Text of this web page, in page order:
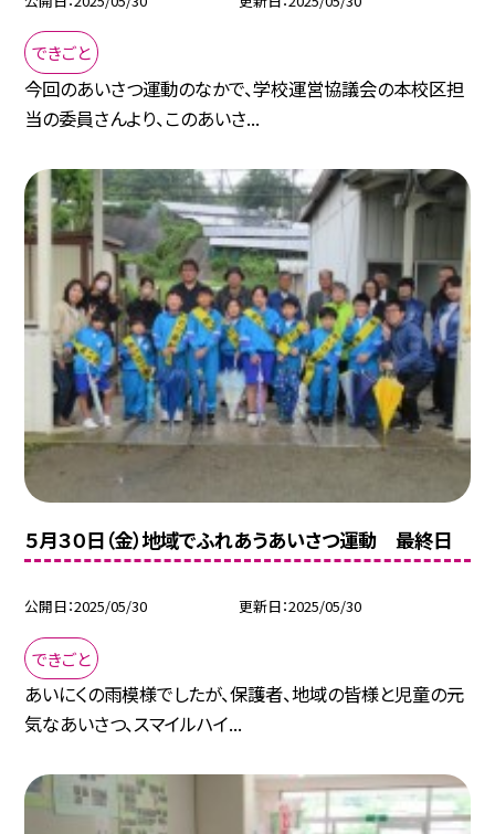
できごと
今回のあいさつ運動のなかで、学校運営協議会の本校区担
当の委員さんより、このあいさ...
５月３０日（金）地域でふれあうあいさつ運動 最終日
公開日 2025/05/30 更新日 2025/05/30
できごと
あいにくの雨模様でしたが、保護者、地域の皆様と児童の元
気なあいさつ、スマイルハイ...